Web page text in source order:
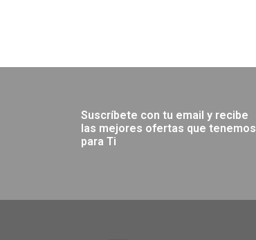
Suscríbete con tu email y recibe
las mejores ofertas que tenemos
para Ti